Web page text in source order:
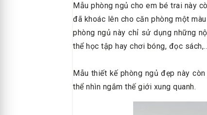
Mẫu phòng ngủ cho em bé trai này
đã khoác lên cho căn phòng một
phòng ngủ này chỉ sử dụng những
thể học tập hay chơi bóng, đọc
Mẫu thiết kế phòng ngủ đẹp này
thể nhìn ngắm thế giới xung quanh.